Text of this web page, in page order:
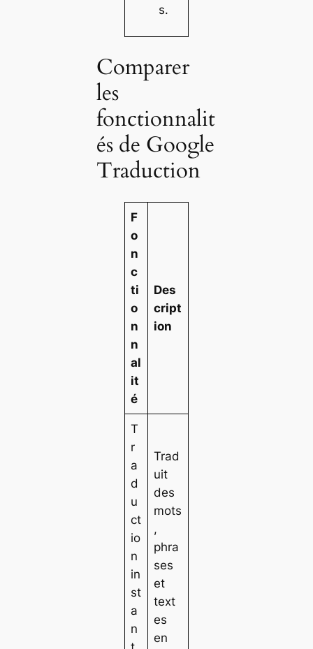
s.
Comparer
les
fonctionnalit
és de Google
Traduction
F
o
n
c
ti
o
n
n
al
it
é
Des
cript
ion
T
r
a
d
u
ct
io
n
in
st
a
n
Trad
uit
des
mots
,
phra
ses
et
text
es
en